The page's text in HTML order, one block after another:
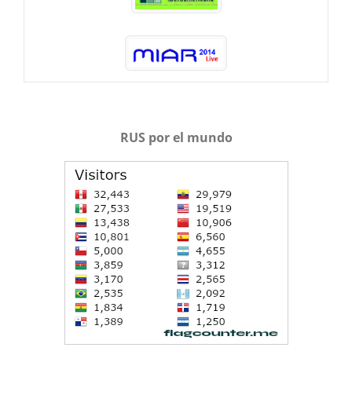
RUS por el mundo